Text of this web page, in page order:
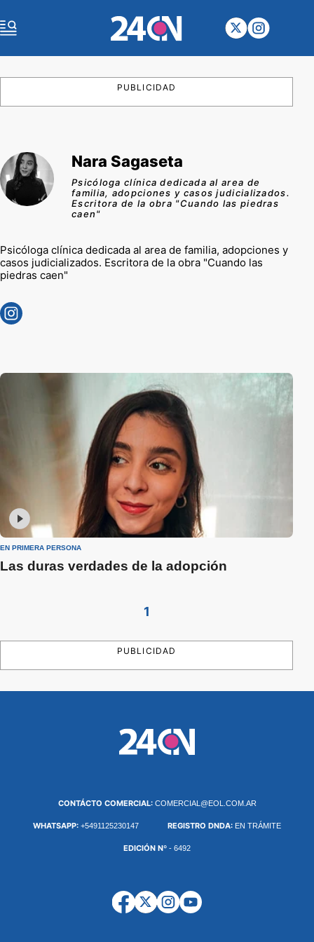
PUBLICIDAD
Nara Sagaseta
Psicóloga clínica dedicada al area de
familia, adopciones y casos judicializados.
Escritora de la obra "Cuando las piedras
caen"
Psicóloga clínica dedicada al area de familia, adopciones y
casos judicializados. Escritora de la obra "Cuando las
piedras caen"
EN PRIMERA PERSONA
Las duras verdades de la adopción
1
PUBLICIDAD
CONTÁCTO COMERCIAL: COMERCIAL@EOL.COM.AR
WHATSAPP: +5491125230147 REGISTRO DNDA: EN TRÁMITE
EDICIÓN Nº - 6492